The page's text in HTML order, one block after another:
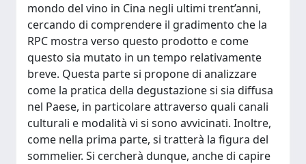
mondo del vino in Cina negli ultimi trent’anni,
cercando di comprendere il gradimento che la
RPC mostra verso questo prodotto e come
questo sia mutato in un tempo relativamente
breve. Questa parte si propone di analizzare
come la pratica della degustazione si sia diffusa
nel Paese, in particolare attraverso quali canali
culturali e modalità vi si sono avvicinati. Inoltre,
come nella prima parte, si tratterà la figura del
sommelier. Si cercherà dunque, anche di capire